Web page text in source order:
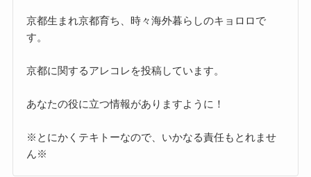
京都生まれ京都育ち、時々海外暮らしのキョロロで
す。
京都に関するアレコレを投稿しています。
あなたの役に立つ情報がありますように！
※とにかくテキトーなので、いかなる責任もとれませ
ん※